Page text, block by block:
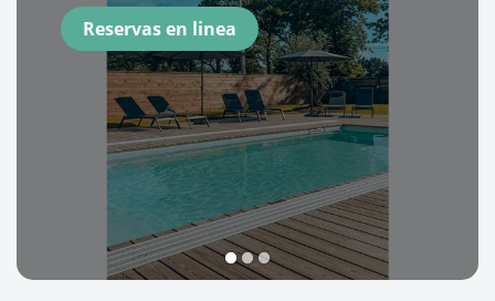
Reservas en linea
1 2 3